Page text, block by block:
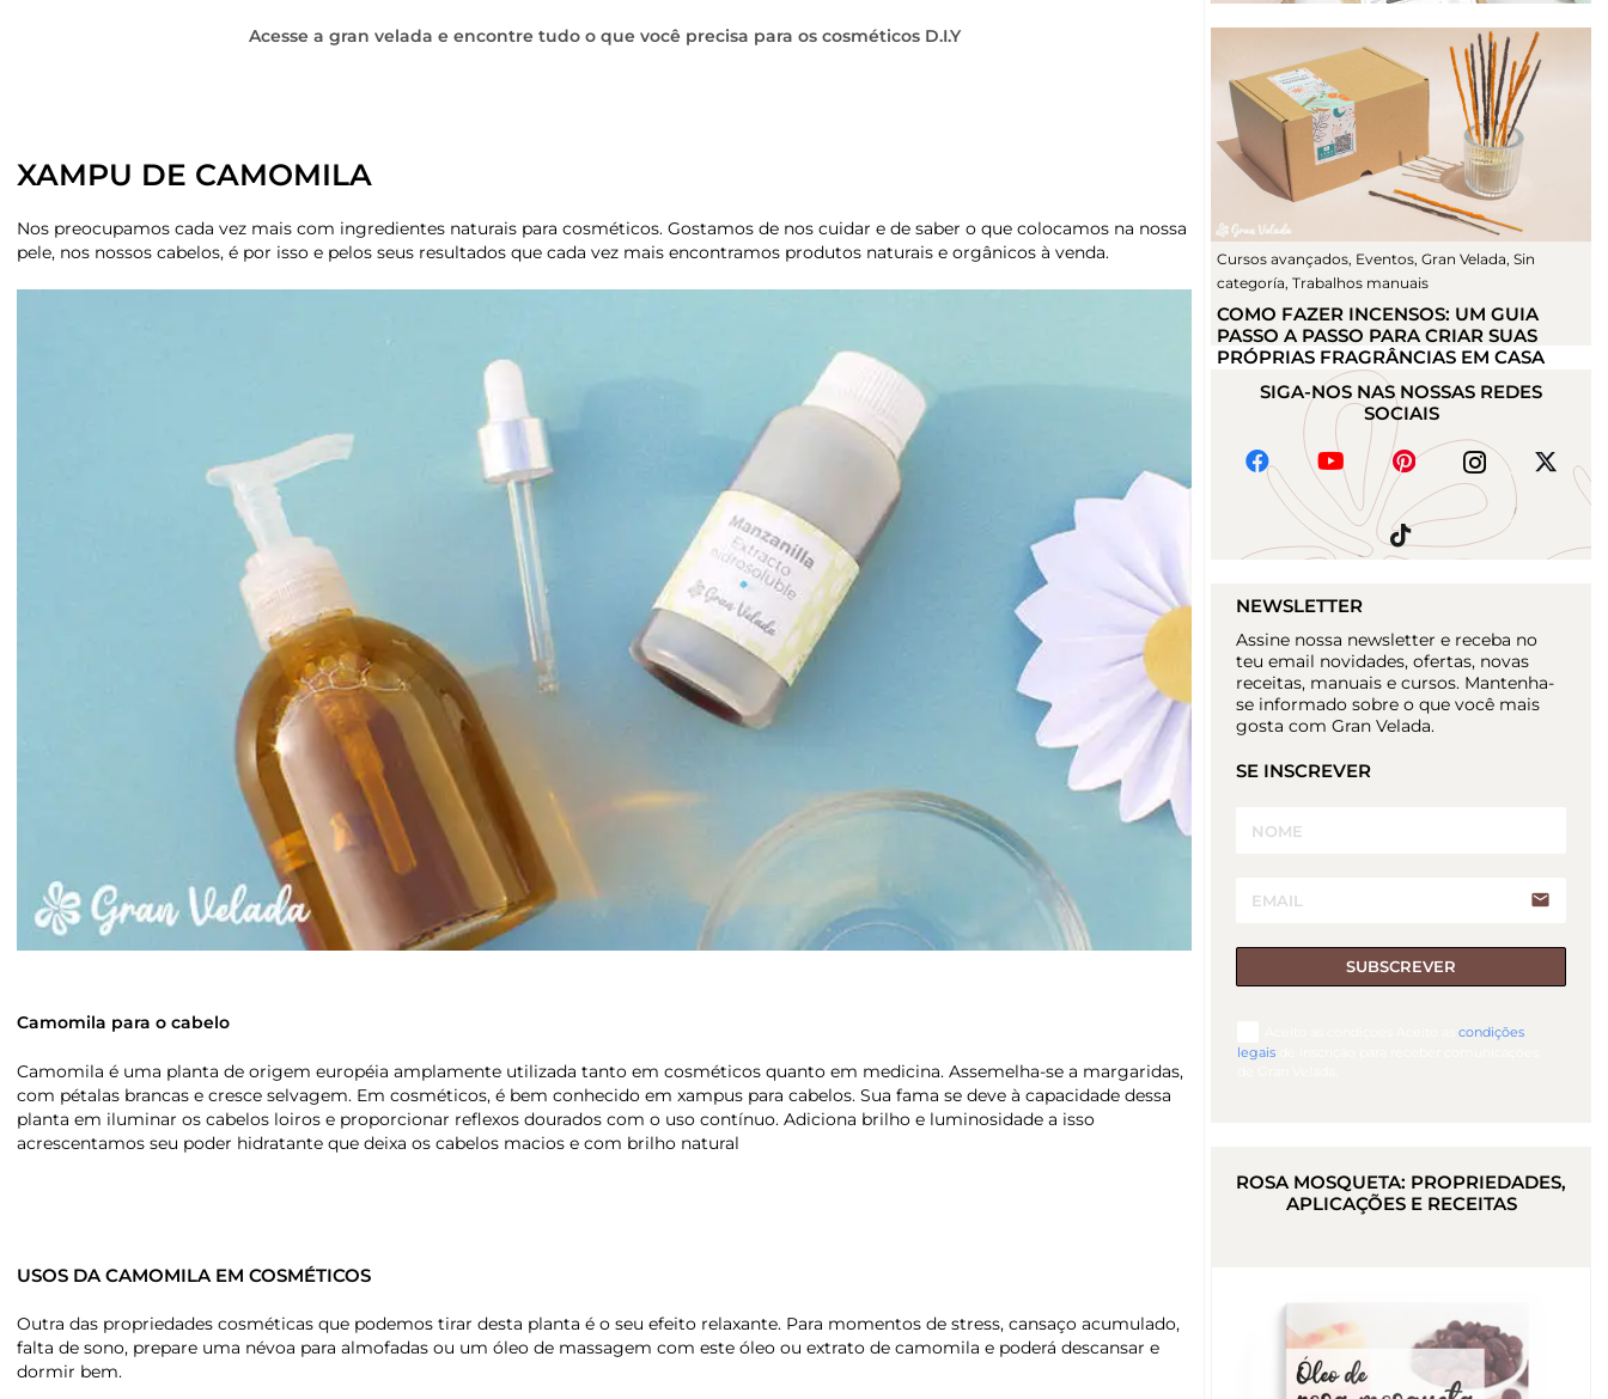
Acesse a gran velada e encontre tudo o que você precisa para os cosméticos D.I.Y
XAMPU DE CAMOMILA
Nos preocupamos cada vez mais com ingredientes naturais para cosméticos. Gostamos de nos cuidar e de saber o que colocamos na nossa
pele, nos nossos cabelos, é por isso e pelos seus resultados que cada vez mais encontramos produtos naturais e orgânicos à venda.
Camomila para o cabelo
Camomila é uma planta de origem européia amplamente utilizada tanto em cosméticos quanto em medicina. Assemelha-se a margaridas,
com pétalas brancas e cresce selvagem. Em cosméticos, é bem conhecido em xampus para cabelos. Sua fama se deve à capacidade dessa
planta em iluminar os cabelos loiros e proporcionar reflexos dourados com o uso contínuo. Adiciona brilho e luminosidade a isso
acrescentamos seu poder hidratante que deixa os cabelos macios e com brilho natural
USOS DA CAMOMILA EM COSMÉTICOS
Outra das propriedades cosméticas que podemos tirar desta planta é o seu efeito relaxante. Para momentos de stress, cansaço acumulado,
falta de sono, prepare uma névoa para almofadas ou um óleo de massagem com este óleo ou extrato de camomila e poderá descansar e
dormir bem.
Cursos avançados, Eventos, Gran Velada, Sin
categoría, Trabalhos manuais
COMO FAZER INCENSOS: UM GUIA
PASSO A PASSO PARA CRIAR SUAS
PRÓPRIAS FRAGRÂNCIAS EM CASA
SIGA-NOS NAS NOSSAS REDES
SOCIAIS
NEWSLETTER
Assine nossa newsletter e receba no
teu email novidades, ofertas, novas
receitas, manuais e cursos. Mantenha-
se informado sobre o que você mais
gosta com Gran Velada.
SE INSCREVER
email
SUBSCREVER
condições
legais
ROSA MOSQUETA: PROPRIEDADES,
APLICAÇÕES E RECEITAS